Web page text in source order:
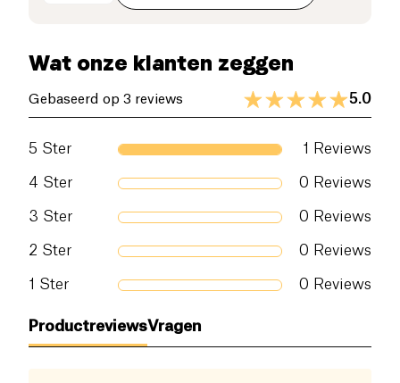
1.5 g
Zout (g) 1.6 g
Wat onze klanten zeggen
Gebaseerd op 3 reviews 5.0
5 Ster 1 Reviews
4 Ster 0 Reviews
3 Ster 0 Reviews
2 Ster 0 Reviews
1 Ster 0 Reviews
ProductreviewsVragen